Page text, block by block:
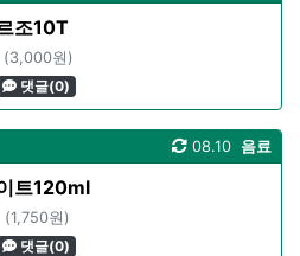
조10T
(3,000원)
댓글(0)
음료
08.10
트120ml
(1,750원)
댓글(0)